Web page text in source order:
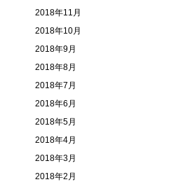
2018年11月
2018年10月
2018年9月
2018年8月
2018年7月
2018年6月
2018年5月
2018年4月
2018年3月
2018年2月